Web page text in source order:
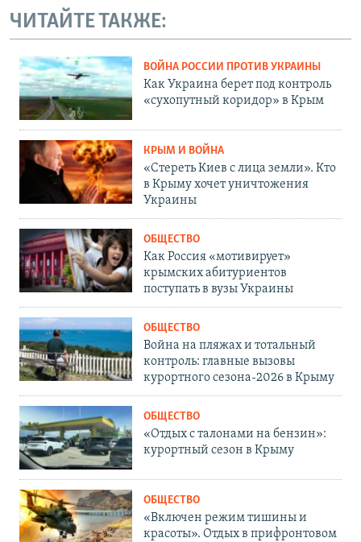
ЧИТАЙТЕ ТАКЖЕ:
ВОЙНА РОССИИ ПРОТИВ УКРАИНЫ
Как Украина берет под контроль
«сухопутный коридор» в Крым
КРЫМ И ВОЙНА
«Стереть Киев с лица земли». Кто
в Крыму хочет уничтожения
Украины
ОБЩЕСТВО
Как Россия «мотивирует»
крымских абитуриентов
поступать в вузы Украины
ОБЩЕСТВО
Война на пляжах и тотальный
контроль: главные вызовы
курортного сезона-2026 в Крыму
ОБЩЕСТВО
«Отдых с талонами на бензин»:
курортный сезон в Крыму
ОБЩЕСТВО
«Включен режим тишины и
красоты». Отдых в прифронтовом